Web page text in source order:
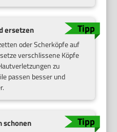
ersetzen
oder Scherköpfe auf
verschlissene Köpfe
zu
passen besser und
schonen